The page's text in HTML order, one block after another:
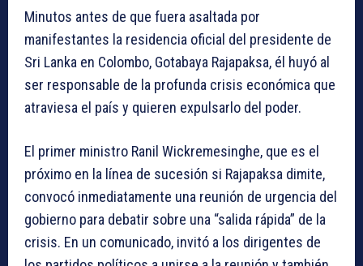
Minutos antes de que fuera asaltada por
manifestantes la residencia oficial del presidente de
Sri Lanka en Colombo, Gotabaya Rajapaksa, él huyó al
ser responsable de la profunda crisis económica que
atraviesa el país y quieren expulsarlo del poder.
El primer ministro Ranil Wickremesinghe, que es el
próximo en la línea de sucesión si Rajapaksa dimite,
convocó inmediatamente una reunión de urgencia del
gobierno para debatir sobre una “salida rápida” de la
crisis. En un comunicado, invitó a los dirigentes de